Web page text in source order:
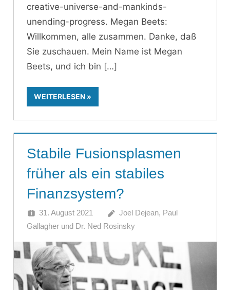
creative-universe-and-mankinds-
unending-progress. Megan Beets:
Willkommen, alle zusammen. Danke, daß
Sie zuschauen. Mein Name ist Megan
Beets, und ich bin
WEITERLESEN
Stabile Fusionsplasmen
früher als ein stabiles
Finanzsystem?
31. August 2021
Joel Dejean, Paul
Gallagher und Dr. Ned Rosinsky